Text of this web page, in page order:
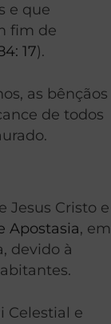
e que
fim de
17).
as bênçãos
de todos
Jesus Cristo e
Apostasia, em
devido à
Celestial e